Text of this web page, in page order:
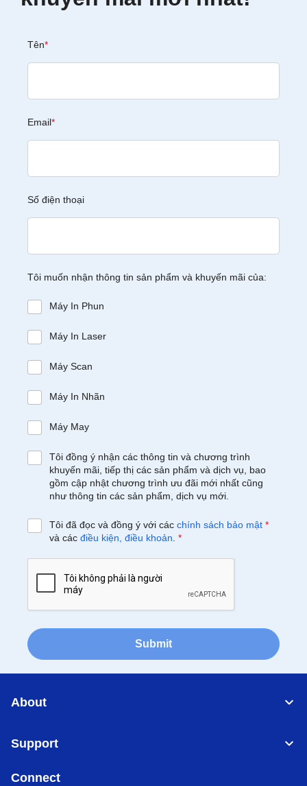
Tên*
Email*
Số điện thoại
Tôi muốn nhận thông tin sản phẩm và khuyến mãi của:
Máy In Phun
Máy In Laser
Máy Scan
Máy In Nhãn
Máy May
Tôi đồng ý nhận các thông tin và chương trình
khuyến mãi, tiếp thị các sản phẩm và dịch vụ, bao
gồm cập nhật chương trình ưu đãi mới nhất cũng
như thông tin các sản phẩm, dịch vụ mới.
Tôi đã đọc và đồng ý với các chính sách bảo mật *
và các điều kiện, điều khoản *
Submit
About
Support
Connect